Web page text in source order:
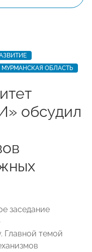
МУРМАНСКАЯ ОБЛАСТЬ
обсудил
заседание
Главной темой